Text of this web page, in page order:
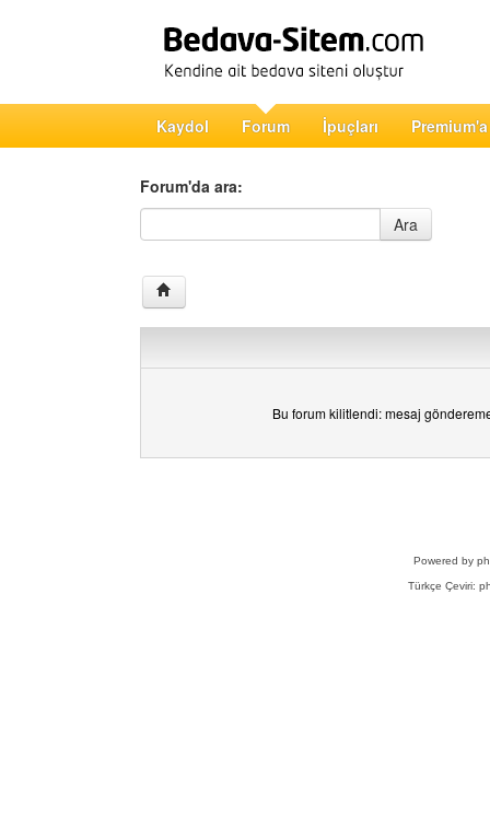
Kaydol Forum İpuçları
Forum'da ara:
Forum'da ara
Ara
Bu forum kilitlendi: mesaj
Powered by
Türkçe Çeviri: